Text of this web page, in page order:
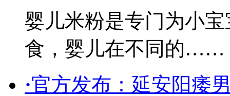
婴儿米粉是专门为小
食，婴儿在不同的……
·官方发布：延安阳痿